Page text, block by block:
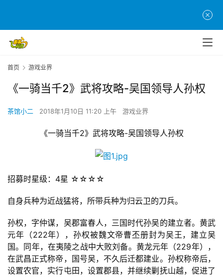
首页 游戏业界
《一骑当千2》武将攻略-吴国领导人孙权
茶馆小二 2018年1月10日 11:20 上午 游戏业界
《一骑当千2》武将攻略-吴国领导人孙权
招募时星级：4星 ☆☆☆☆
自身兵种为近战猛将，所带兵种为归云卫的刀兵。
孙权，字仲谋，吴郡富春人，三国时代孙吴的建立者。黄武
元年（222年），孙权被魏文帝曹丕册封为吴王，建立吴
国。同年，在夷陵之战中大败刘备。黄龙元年（229年），
在武昌正式称帝，国号吴，不久后迁都建业。孙权称帝后，
设置农官，实行屯田，设置郡县，并继续剿抚山越，促进了